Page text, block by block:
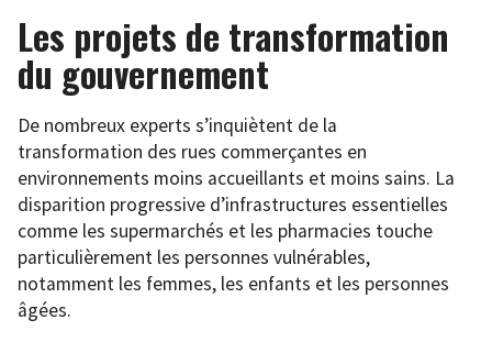
Les projets de transformation
du gouvernement
De nombreux experts s’inquiètent de la
transformation des rues commerçantes en
environnements moins accueillants et moins sains. La
disparition progressive d’infrastructures essentielles
comme les supermarchés et les pharmacies touche
particulièrement les personnes vulnérables,
notamment les femmes, les enfants et les personnes
âgées.